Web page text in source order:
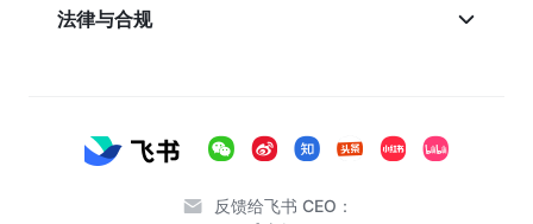
法律与合规
反馈给飞书 CEO：